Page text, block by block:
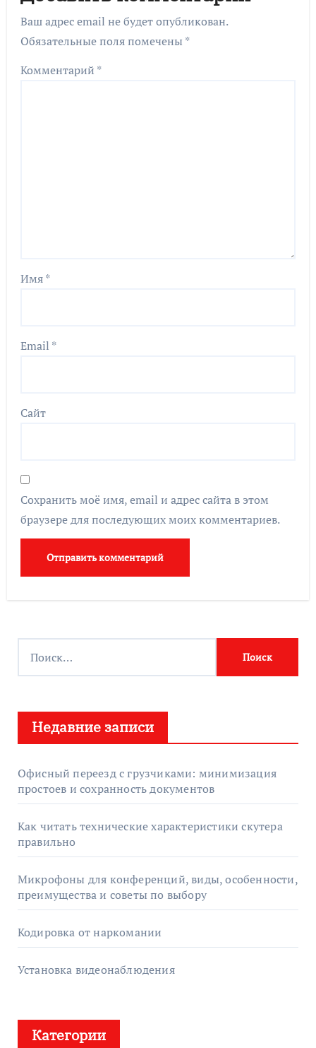
Ваш адрес email не будет опубликован.
Обязательные поля помечены *
Комментарий *
Имя*
Email *
Сайт
Сохранить моё имя, email и адрес сайта в этом
браузере для последующих моих комментариев.
:
Недавние записи
Офисный переезд с грузчиками: минимизация
простоев и сохранность документов
Как читать технические характеристики скутера
правильно
Микрофоны для конференций, виды, особенности,
преимущества и советы по выбору
Кодировка от наркомании
Установка видеонаблюдения
Категории